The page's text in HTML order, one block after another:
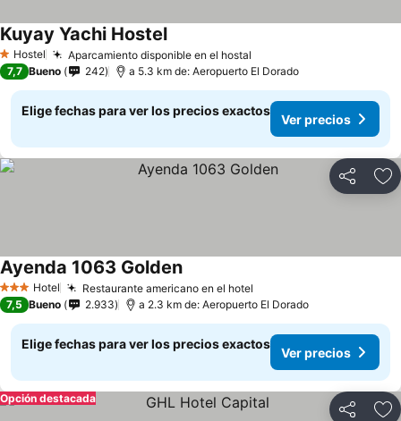
1 Estrellas
Hostel Aparcamiento disponible en el hostal
Kuyay Yachi Hostel
7,7 Bueno 242 a 5.3 km de: Aeropuerto El Dorado
Elige fechas para ver los precios exactos
Ver precios
Compartir
3 Estrellas
Hotel Restaurante americano en el hotel
Ayenda 1063 Golden
7,5 Bueno 2.933 a 2.3 km de: Aeropuerto El Dorado
Elige fechas para ver los precios exactos
Ver precios
Compartir
Opción destacada